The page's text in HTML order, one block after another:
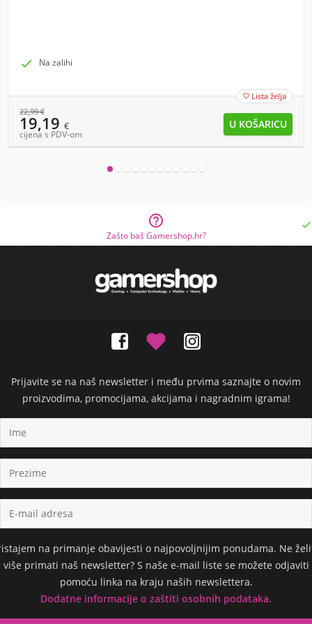
 Na zalihi
 Lista želja
22,99€
19,19 €
cijena s PDV-om

Zašto baš Gamershop.hr?

Prijavite se na naš newsletter i među prvima saznajte o novim
proizvodima, promocijama, akcijama i nagradnim igrama!
na primanje obavijesti o najpovoljnijim ponudama. Ne
više primati naš newsletter? S naše e-mail liste se možete odjaviti
pomoću linka na kraju naših newslettera.
Dodatne informacije o zaštiti osobnih podataka.